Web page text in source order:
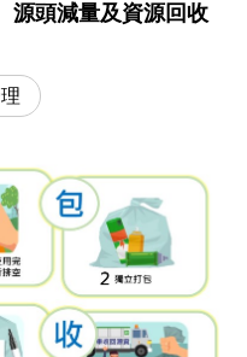
源頭減量及資源回收